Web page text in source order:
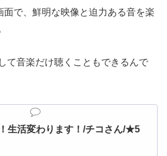
面で、鮮明な映像と迫力ある音を楽
て音楽だけ聴くこともできるんで
生活変わります！/チコさん/★5